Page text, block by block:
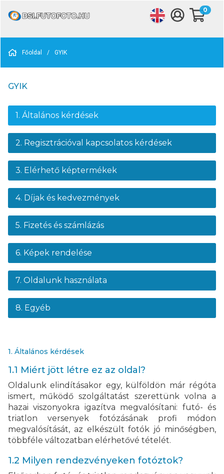
0
Főoldal / GYIK
GYIK
1. Általános kérdések
2. Regisztrációval kapcsolatos kérdések
3. Elérhető képtermékek
4. Díjak és kedvezmények
5. Fizetés és számlázás
6. Képek rendelése
7. Oldalunk használata
8. Egyéb
1. Általános kérdések
1.1 Miért jött létre ez az oldal?
Oldalunk elindításakor egy, külföldön már régóta
ismert, működő szolgáltatást szerettünk volna a
hazai viszonyokra igazítva megvalósítani: futó- és
triatlon versenyek fotózásának profi módon
megvalósítását, az elkészült fotók jó minőségben,
többféle változatban elérhetővé tételét.
1.2 Milyen rendezvényeken fotóztok?